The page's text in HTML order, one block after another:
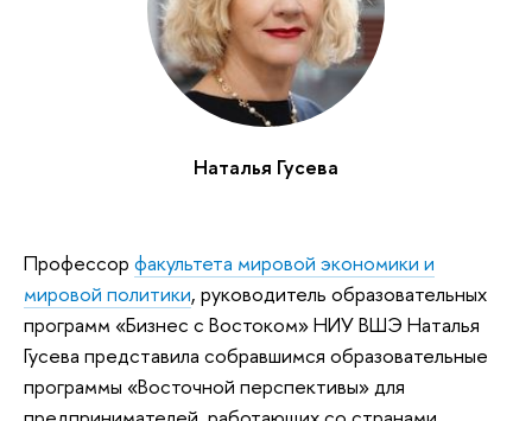
Наталья Гусева
Профессор факультета мировой экономики и
мировой политики, руководитель образовательных
программ «Бизнес с Востоком» НИУ ВШЭ Наталья
Гусева представила собравшимся образовательные
программы «Восточной перспективы» для